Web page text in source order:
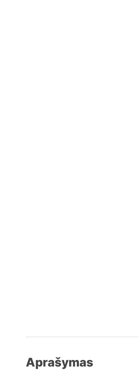
Aprašymas